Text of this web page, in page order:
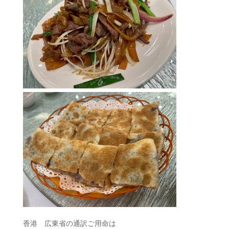
香港 広東省の通訳ご用命は